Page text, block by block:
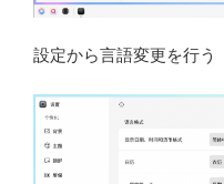
設定から言語変更を行う